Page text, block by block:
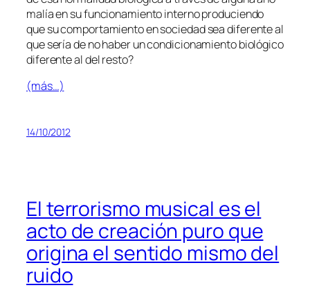
ma­lía en su fun­cio­na­mien­to in­terno pro­du­cien­do
que su com­por­ta­mien­to en so­cie­dad sea di­fe­ren­te al
que se­ría de no ha­ber un con­di­cio­na­mien­to bio­ló­gi­co
di­fe­ren­te al del resto?
(más…)
14/10/2012
El terrorismo musical es el
acto de creación puro que
origina el sentido mismo del
ruido